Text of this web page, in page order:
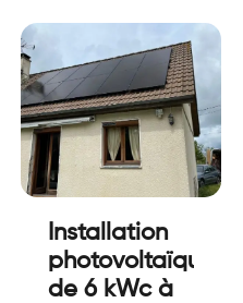
Installation
photovoltaïque
de 6 kWc à